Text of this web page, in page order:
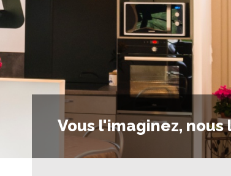
Vous l'imaginez, nous